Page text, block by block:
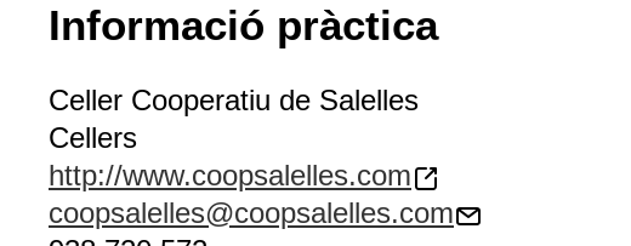
Informació pràctica
Celler Cooperatiu de Salelles
Cellers
http://www.coopsalelles.com
coopsalelles@coopsalelles.com